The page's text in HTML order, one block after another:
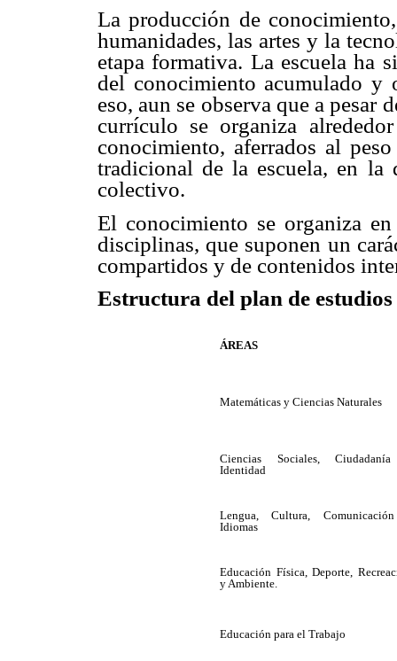
La producción de
humanidades, las artes y la
etapa formativa. La escuela ha
del conocimiento acumulado y
eso, aun se observa que a pesar
currículo se organiza
conocimiento, aferrados al
tradicional de la escuela, en la
colectivo.
El conocimiento se organiza
disciplinas, que suponen un
compartidos y de contenidos
Estructura del plan de estudios
ÁREAS
Matemáticas y Ciencias Naturales
Ciencias Sociales,
Identidad
Lengua, Cultura,
Idiomas
Educación Física, Deporte,
y Ambiente.
Educación para el Trabajo